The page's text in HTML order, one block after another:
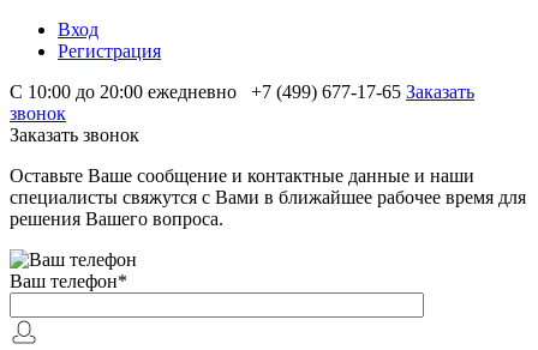
Вход
Регистрация
С 10:00 до 20:00 ежедневно
+7 (499) 677-17-65 Заказать
звонок
Заказать звонок
Оставьте Ваше сообщение и контактные данные и наши
специалисты свяжутся с Вами в ближайшее рабочее время для
решения Вашего вопроса.
Ваш телефон*